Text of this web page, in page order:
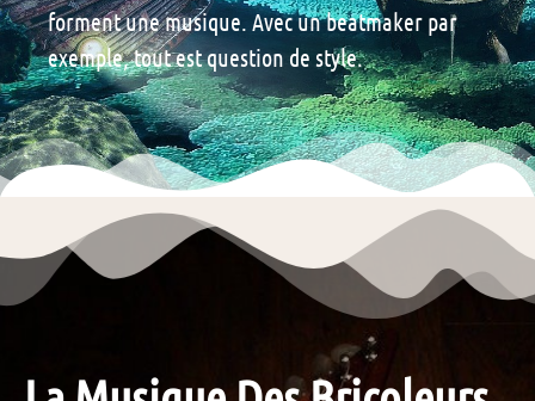
forment une musique. Avec un beatmaker par
exemple, tout est question de style.